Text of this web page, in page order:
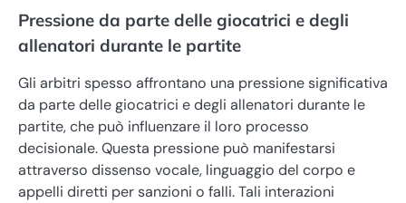
Pressione da parte delle giocatrici e degli
allenatori durante le partite
Gli arbitri spesso affrontano una pressione significativa
da parte delle giocatrici e degli allenatori durante le
partite, che può influenzare il loro processo
decisionale. Questa pressione può manifestarsi
attraverso dissenso vocale, linguaggio del corpo e
appelli diretti per sanzioni o falli. Tali interazioni